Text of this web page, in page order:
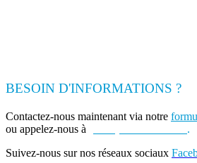
BESOIN D'INFORMATIONS ?
Contactez-nous maintenant via notre
ou appelez-nous à
.
Suivez-nous sur nos réseaux sociaux